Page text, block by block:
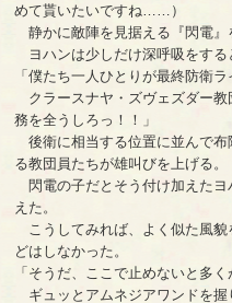
めて貰いたいですね……）
静かに敵陣を見据える『閃電』
ヨハンは少しだけ深呼吸をする
「僕たち一人ひとりが最終防衛
クラースナヤ・ズヴェズダー教
務を全うしろっ！！」
後衛に相当する位置に並んで布
る教団員たちが雄叫びを上げる。
閃電の子だとそう付け加えたヨ
えた。
こうしてみれば、よく似た風貌
どはしなかった。
「そうだ、ここで止めないと多
ギュッとアムネジアワンドを握